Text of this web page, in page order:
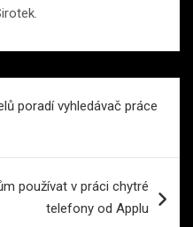
poradí vyhledávač práce
používat v práci chytré
telefony od Applu